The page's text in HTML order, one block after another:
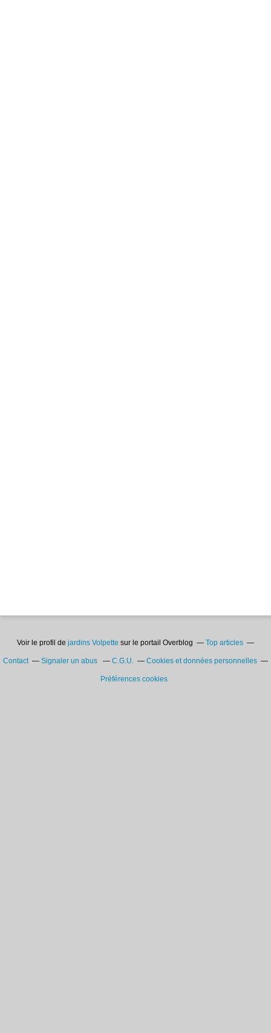
Voir le profil de jardins Volpette sur le portail Overblog Top articles
Contact Signaler un abus C.G.U. Cookies et données personnelles
Préférences cookies